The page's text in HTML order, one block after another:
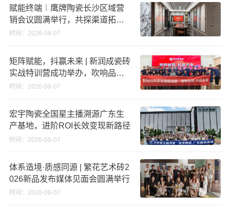
赋能终端︱鹰牌陶瓷长沙区域营
销会议圆满举行，共探渠道拓展
与门店升级新路径
时间：2026-08-07
矩阵赋能，抖赢未来 | 新润成瓷砖
实战特训营成功举办，吹响品牌
秋季营销冲锋号！
时间：2026-08-07
宏宇陶瓷全国星主播溯源广东生
产基地，进阶ROI长效变现新路径
时间：2026-08-07
体系造境·质感同源 | 繁花艺术砖2
026新品发布媒体见面会圆满举行
时间：2026-08-07